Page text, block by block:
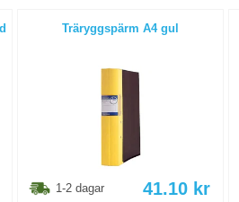
Träryggspärm A4 gul
1-2 dagar 41.10 kr